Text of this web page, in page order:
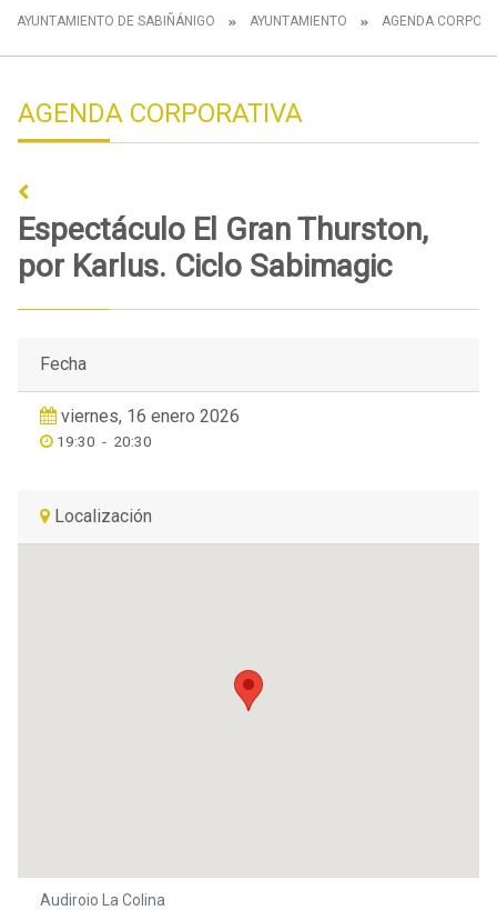
AYUNTAMIENTO DE SABIÑÁNIGO AYUNTAMIENTO AGENDA
AGENDA CORPORATIVA
Espectáculo El Gran Thurston,
por Karlus. Ciclo Sabimagic
Fecha
viernes, 16 enero 2026
19:30 - 20:30
Localización
Audiroio La Colina